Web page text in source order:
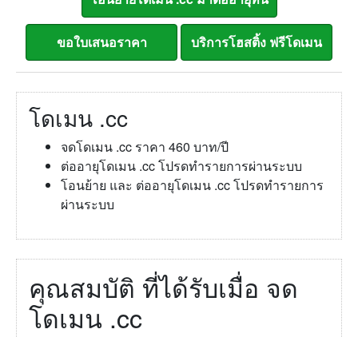
โดเมน .cc
จดโดเมน .cc ราคา 460 บาท/ปี
ต่ออายุโดเมน .cc โปรดทำรายการผ่านระบบ
โอนย้าย และ ต่ออายุโดเมน .cc โปรดทำรายการ
ผ่านระบบ
คุณสมบัติ ที่ได้รับเมื่อ จด
โดเมน .cc